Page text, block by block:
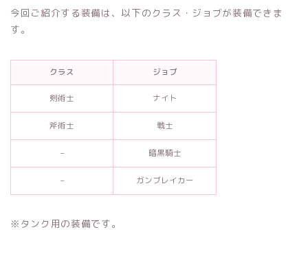
今回ご紹介する装備は、以下のクラス・ジョブが装備できま
す。
クラス ジョブ
剣術士 ナイト
斧術士 戦士
– 暗黒騎士
– ガンブレイカー
※タンク用の装備です。